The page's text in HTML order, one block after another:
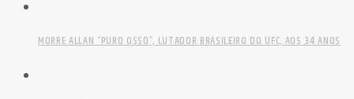
MORRE ALLAN “PURO OSSO”, LUTADOR BRASILEIRO DO UFC, AOS 34 ANOS